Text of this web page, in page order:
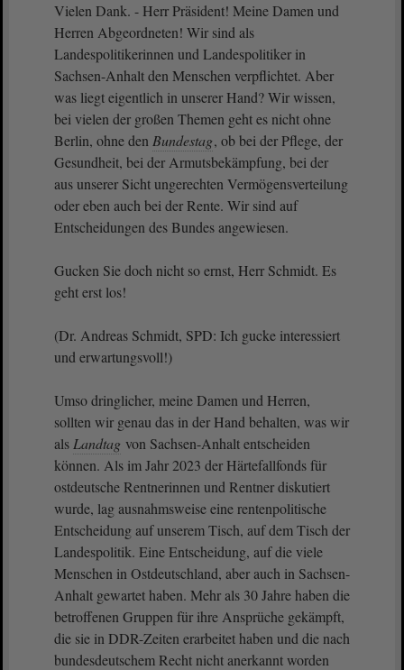
Vielen Dank. - Herr Präsident! Meine Damen und
Herren Abgeordneten! Wir sind als
Landespolitikerinnen und Landespolitiker in
Sachsen-Anhalt den Menschen verpflichtet. Aber
was liegt eigentlich in unserer Hand? Wir wissen,
bei vielen der großen Themen geht es nicht ohne
Berlin, ohne den Bundestag, ob bei der Pflege, der
Gesundheit, bei der Armutsbekämpfung, bei der
aus unserer Sicht ungerechten Vermögensverteilung
oder eben auch bei der Rente. Wir sind auf
Entscheidungen des Bundes angewiesen.
Gucken Sie doch nicht so ernst, Herr Schmidt. Es
geht erst los!
(Dr. Andreas Schmidt, SPD: Ich gucke interessiert
und erwartungsvoll!)
Umso dringlicher, meine Damen und Herren,
sollten wir genau das in der Hand behalten, was wir
als Landtag von Sachsen-Anhalt entscheiden
können. Als im Jahr 2023 der Härtefallfonds für
ostdeutsche Rentnerinnen und Rentner diskutiert
wurde, lag ausnahmsweise eine rentenpolitische
Entscheidung auf unserem Tisch, auf dem Tisch der
Landespolitik. Eine Entscheidung, auf die viele
Menschen in Ostdeutschland, aber auch in Sachsen-
Anhalt gewartet haben. Mehr als 30 Jahre haben die
betroffenen Gruppen für ihre Ansprüche gekämpft,
die sie in DDR-Zeiten erarbeitet haben und die nach
bundesdeutschem Recht nicht anerkannt worden